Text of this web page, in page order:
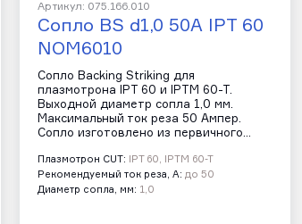
Артикул: 075.166.010
Сопло BS d1,0 50A IPT 60
NOM6010
Сопло Backing Striking для
плазмотрона IPT 60 и IPTM 60-T.
Выходной диаметр сопла 1,0 мм.
Максимальный ток реза 50 Ампер.
Сопло изготовлено из первичного…
Плазмотрон CUT: IPT 60, IPTM 60-T
Рекомендуемый ток реза, А: до 50
Диаметр сопла, мм: 1,0